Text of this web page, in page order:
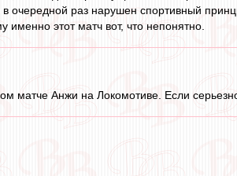
раз нарушен спортивный
именно этот матч вот, что непонятно.
матче Анжи на Локомотиве. Если